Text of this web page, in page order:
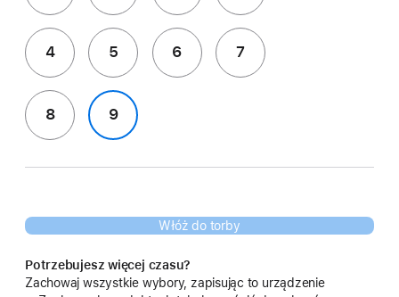
4 5 6 7
8 9
Włóż do torby
Potrzebujesz więcej czasu?
Zachowaj wszystkie wybory, zapisując to urządzenie